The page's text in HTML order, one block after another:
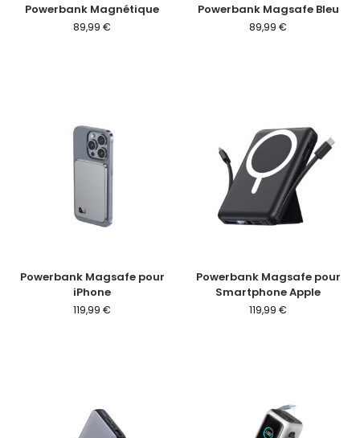
Powerbank Magnétique
89,99 €
Powerbank Magsafe Bleu
89,99 €
Powerbank Magsafe pour
iPhone
119,99 €
Powerbank Magsafe pour
Smartphone Apple
119,99 €